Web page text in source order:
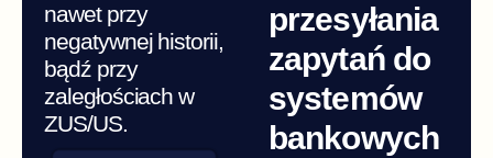
nawet przy
negatywnej historii,
bądź przy
zaległościach w
ZUS/US.
przesyłania
zapytań do
systemów
bankowych